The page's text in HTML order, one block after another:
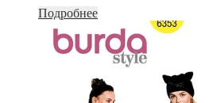
Подробнее